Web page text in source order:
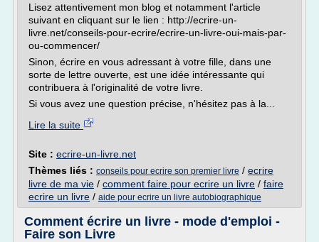
Lisez attentivement mon blog et notamment l'article
suivant en cliquant sur le lien : http://ecrire-un-
livre.net/conseils-pour-ecrire/ecrire-un-livre-oui-mais-par-
ou-commencer/
Sinon, écrire en vous adressant à votre fille, dans une
sorte de lettre ouverte, est une idée intéressante qui
contribuera à l'originalité de votre livre.
Si vous avez une question précise, n'hésitez pas à la...
Lire la suite
Site : ecrire-un-livre.net
Thèmes liés : conseils pour ecrire son premier livre / ecrire
livre de ma vie / comment faire pour ecrire un livre / faire
ecrire un livre / aide pour ecrire un livre autobiographique
Comment écrire un livre - mode d'emploi -
Faire son Livre